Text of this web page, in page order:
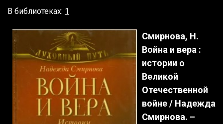
В библиотеках: 1
Смирнова, Н.
Война и вера :
истории о
Великой
Отечественной
войне / Надежда
Смирнова. –